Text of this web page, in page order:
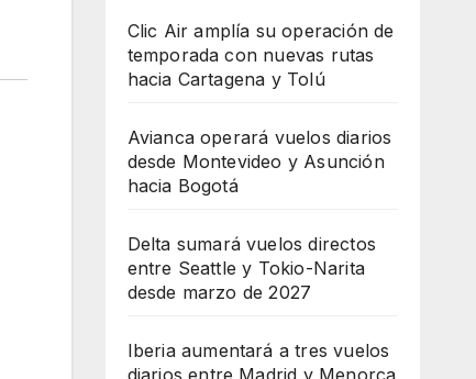
Clic Air amplía su operación de
temporada con nuevas rutas
hacia Cartagena y Tolú
Avianca operará vuelos diarios
desde Montevideo y Asunción
hacia Bogotá
Delta sumará vuelos directos
entre Seattle y Tokio-Narita
desde marzo de 2027
Iberia aumentará a tres vuelos
diarios entre Madrid y Menorca